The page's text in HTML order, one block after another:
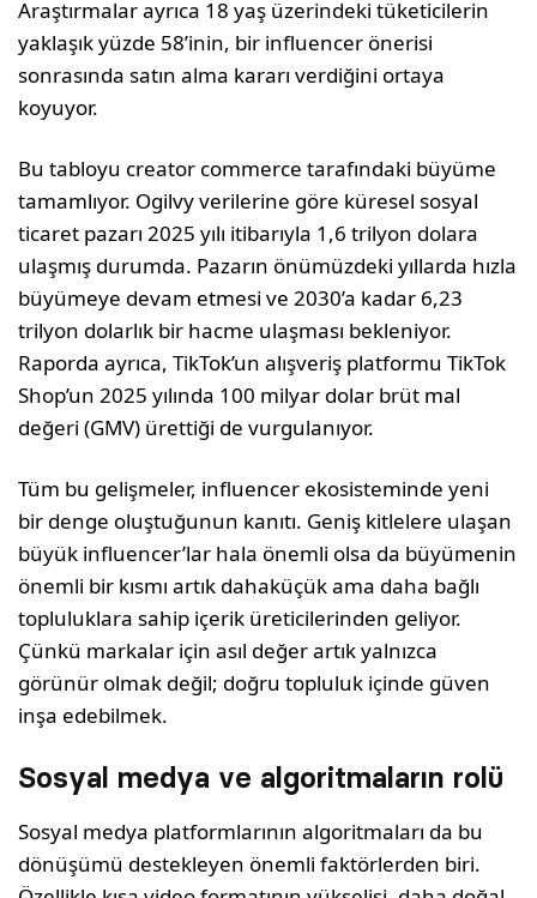
Araştırmalar ayrıca 18 yaş üzerindeki tüketicilerin
yaklaşık yüzde 58’inin, bir influencer önerisi
sonrasında satın alma kararı verdiğini ortaya
koyuyor.
Bu tabloyu creator commerce tarafındaki bü­yüme
tamamlıyor. Ogilvy verilerine göre küre­sel sosyal
ticaret pazarı 2025 yılı itibarıyla 1,6 trilyon dolara
ulaşmış durumda. Pazarın önümüzdeki yıllarda hızla
büyümeye devam etmesi ve 2030’a kadar 6,23
trilyon dolarlık bir hacme ulaşması bekleniyor.
Raporda ayrıca, TikTok’un alışveriş platformu TikTok
Shop’un 2025 yılın­da 100 milyar dolar brüt mal
değeri (GMV) üret­tiği de vurgulanıyor.
Tüm bu gelişmeler, influencer ekosisteminde yeni
bir denge oluştuğunun kanıtı. Geniş kit­lelere ulaşan
büyük influencer’lar hala önemli olsa da büyümenin
önemli bir kısmı artık dahaküçük ama daha bağlı
topluluklara sahip içerik üreticilerinden geliyor.
Çünkü markalar için asıl değer artık yalnızca
görünür olmak değil; doğru topluluk içinde güven
inşa edebilmek.
Sosyal medya ve algoritmaların rolü
Sosyal medya platformlarının algoritmaları da bu
dönüşümü destekleyen önemli faktörlerden biri.